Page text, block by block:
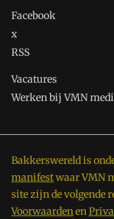
Facebook
x
RSS
Vacatures
Werken bij VMN
Bakkerswereld is
manifestwaar VMN
site zijn de volgende
Voorwaardenen